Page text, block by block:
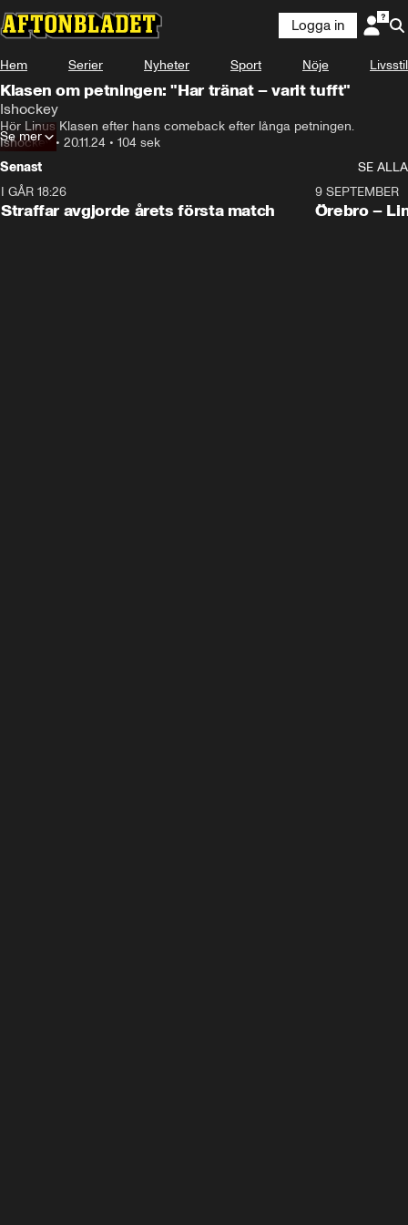
Logga in
Hem Serier Nyheter Sport Nöje Livsstil
Klasen om petningen: "Har tränat – varit tufft"
Ishockey
Hör Linus Klasen efter hans comeback efter långa petningen.
Ishockey• 20.11.24 • 104 sek
Se mer
Senast
SE ALLA
I GÅR 18:26
Straffar avgjorde årets första match
Plus
9 SEPTEMBER
Örebro –